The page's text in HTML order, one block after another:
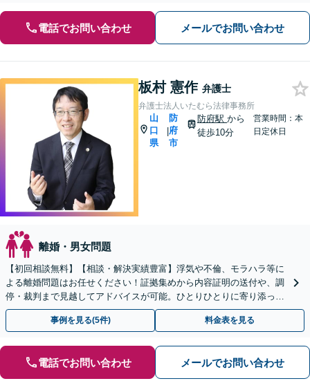
電話でお問い合わせ メールでお問い合わせ
板村 憲作 弁護士
弁護士法人いたむら法律事務所
山
口
県
|
防
府
市
防府駅 から
徒歩10分
営業時間：本
日定休日
離婚・男女問題
【初回相談無料】【相談・解決実績豊富】浮気や不倫、モラハラ等に
よる離婚問題はお任せください！証拠集めから内容証明の送付や、調
停・裁判まで見越してアドバイスが可能。ひとりひとりに寄り添って
丁寧な対応を心掛けております。
事例を見る(5件) 料金表を見る
電話でお問い合わせ メールでお問い合わせ